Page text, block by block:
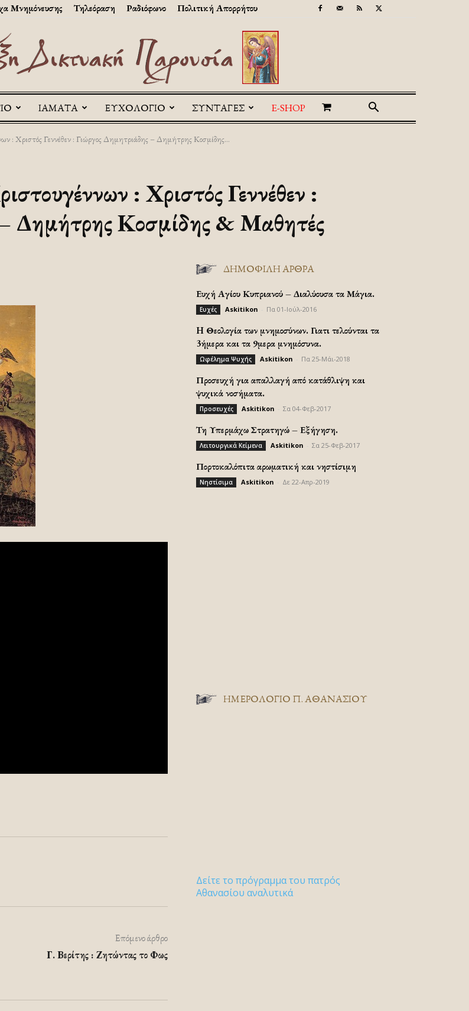
Μνημόνευσης Τηλεόραση Ραδιόφωνο Πολιτική Απορρήτου
Askitikon
ΙΑΜΑΤΑ ΕΥΧΟΛΟΓΙΟ ΣΥΝΤΑΓΕΣ E-SHOP
: Χριστός Γεννέθεν : Γιώργος Δημητριάδης – Δημήτρης Κοσμίδης...
: Χριστός Γεννέθεν :
Δημήτρης Κοσμίδης & Μαθητές
Επόμενο άρθρο
Γ. Βερίτης : Ζητώντας το Φως
ΔΗΜΟΦΙΛΗ ΑΡΘΡΑ
Ευχή Αγίου Κυπριανού – Διαλύουσα τα Μάγια.
Ευχές Askitikon Πα 01-Ιούλ-2016
H Θεολογία των μνημοσύνων. Γιατι τελούνται τα
3ήμερα και τα 9μερα μνημόσυνα.
Ωφέλημα Ψυχής Askitikon Πα 25-Μάι-2018
Προσευχή για απαλλαγή από κατάθλιψη και
ψυχικά νοσήματα.
Προσευχές Askitikon Σα 04-Φεβ-2017
Τη Υπερμάχω Στρατηγώ – Εξήγηση.
Λειτουργικά Κείμενα Askitikon Σα 25-Φεβ-2017
Πορτοκαλόπιτα αρωματική και νηστίσιμη
Νηστίσιμα Askitikon Δε 22-Απρ-2019
ΗΜΕΡΟΛΟΓΙΟ Π. ΑΘΑΝΑΣΙΟΥ
Δείτε το πρόγραμμα του πατρός
Αθανασίου αναλυτικά